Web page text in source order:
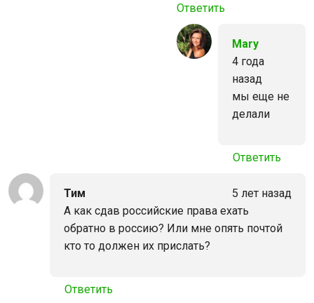
Ответить
Mary
4 года
назад
мы еще не
делали
Ответить
Тим
5 лет назад
А как сдав российские права ехать
обратно в россию? Или мне опять почтой
кто то должен их прислать?
Ответить